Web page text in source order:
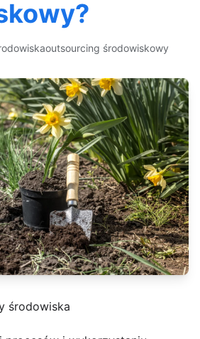
outsourcing środowiskowy
środowiska